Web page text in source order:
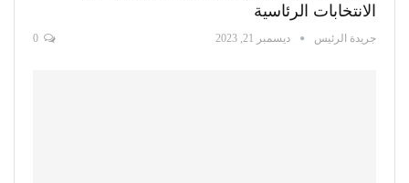
الانتخابات الرئاسية
جريدة الرئيس ديسمبر 21, 2023